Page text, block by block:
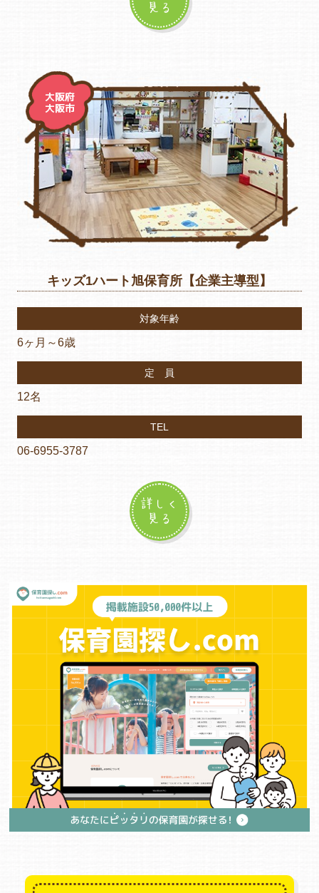
見る
大阪府
大阪市
キッズ1ハート旭保育所【企業主導型】
対象年齢
6ヶ月～6歳
定 員
12名
TEL
06-6955-3787
詳しく
見る